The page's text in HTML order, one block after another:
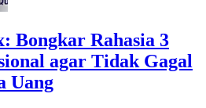
Bongkar Rahasia 3
agar Tidak Gagal
Uang